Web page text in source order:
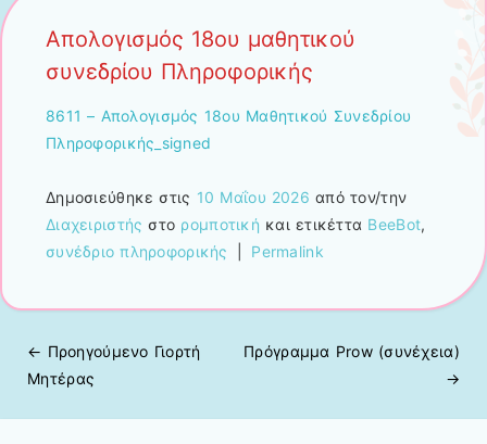
Απολογισμός 18ου μαθητικού
συνεδρίου Πληροφορικής
8611 – Απολογισμός 18oυ Mαθητικού Συνεδρίου
Πληροφορικής_signed
Δημοσιεύθηκε στις 10 Μαΐου 2026 από τον/την
Διαχειριστής στο ρομποτική και ετικέττα BeeBot,
συνέδριο πληροφορικής
Permalink
Πλοήγηση άρθρων
← Προηγούμενo Γιορτή
Μητέρας
Πρόγραμμα Prow (συνέχεια)
→